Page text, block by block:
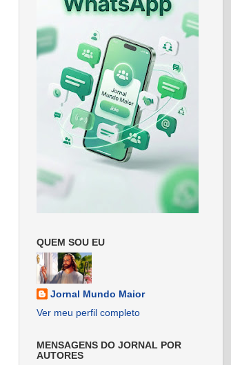
QUEM SOU EU
Jornal Mundo Maior
Ver meu perfil completo
MENSAGENS DO JORNAL POR
AUTORES